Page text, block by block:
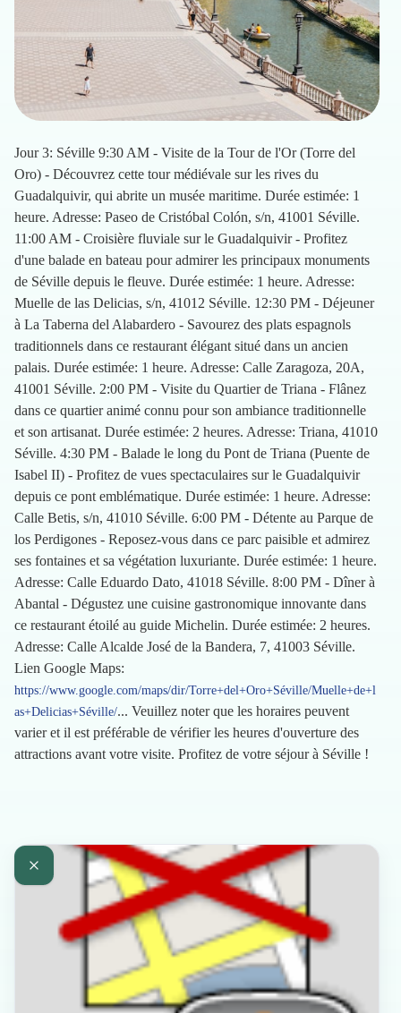
Jour 3: Séville 9:30 AM - Visite de la Tour de l'Or (Torre del
Oro) - Découvrez cette tour médiévale sur les rives du
Guadalquivir, qui abrite un musée maritime. Durée estimée: 1
heure. Adresse: Paseo de Cristóbal Colón, s/n, 41001 Séville.
11:00 AM - Croisière fluviale sur le Guadalquivir - Profitez
d'une balade en bateau pour admirer les principaux monuments
de Séville depuis le fleuve. Durée estimée: 1 heure. Adresse:
Muelle de las Delicias, s/n, 41012 Séville. 12:30 PM - Déjeuner
à La Taberna del Alabardero - Savourez des plats espagnols
traditionnels dans ce restaurant élégant situé dans un ancien
palais. Durée estimée: 1 heure. Adresse: Calle Zaragoza, 20A,
41001 Séville. 2:00 PM - Visite du Quartier de Triana - Flânez
dans ce quartier animé connu pour son ambiance traditionnelle
et son artisanat. Durée estimée: 2 heures. Adresse: Triana, 41010
Séville. 4:30 PM - Balade le long du Pont de Triana (Puente de
Isabel II) - Profitez de vues spectaculaires sur le Guadalquivir
depuis ce pont emblématique. Durée estimée: 1 heure. Adresse:
Calle Betis, s/n, 41010 Séville. 6:00 PM - Détente au Parque de
los Perdigones - Reposez-vous dans ce parc paisible et admirez
ses fontaines et sa végétation luxuriante. Durée estimée: 1 heure.
Adresse: Calle Eduardo Dato, 41018 Séville. 8:00 PM - Dîner à
Abantal - Dégustez une cuisine gastronomique innovante dans
ce restaurant étoilé au guide Michelin. Durée estimée: 2 heures.
Adresse: Calle Alcalde José de la Bandera, 7, 41003 Séville.
Lien Google Maps:
https://www.google.com/maps/dir/Torre+del+Oro+Séville/Muelle+de+l
as+Delicias+Séville/... Veuillez noter que les horaires peuvent
varier et il est préférable de vérifier les heures d'ouverture des
attractions avant votre visite. Profitez de votre séjour à Séville !